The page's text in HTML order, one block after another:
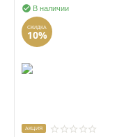
В наличии

СКИДКА
10%
AКЦИЯ